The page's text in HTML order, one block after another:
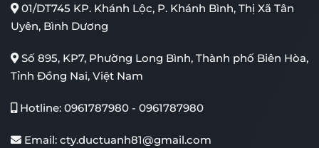
Cửa Kính Lùa Giếng Trời
01/DT745 KP. Khánh Lộc, P. Khánh Bình, Thị Xã Tân
Uyên, Bình Dương
Số 895, KP7, Phường Long Bình, Thành phố Biên Hòa,
Tỉnh Đồng Nai, Việt Nam
Hotline: 0961787980 - 0961787980
Email: cty.ductuanh81@gmail.com